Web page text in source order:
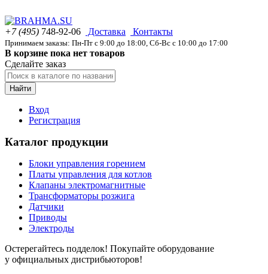
+7 (495) 748-92-06 Доставка Контакты
Принимаем заказы: Пн-Пт с 9:00 до 18:00, Сб-Вс с 10:00 до 17:00
В корзине пока нет товаров
Сделайте заказ
Найти
Вход
Регистрация
Каталог продукции
Блоки управления горением
Платы управления для котлов
Клапаны электромагнитные
Трансформаторы розжига
Датчики
Приводы
Электроды
Остерегайтесь подделок! Покупайте оборудование
у официальных дистрибьюторов!